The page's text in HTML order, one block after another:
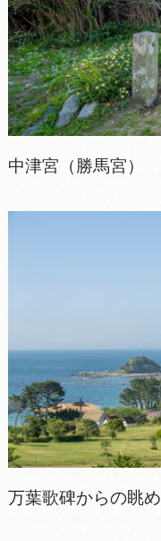
中津宮（勝馬宮）
万葉歌碑からの眺め